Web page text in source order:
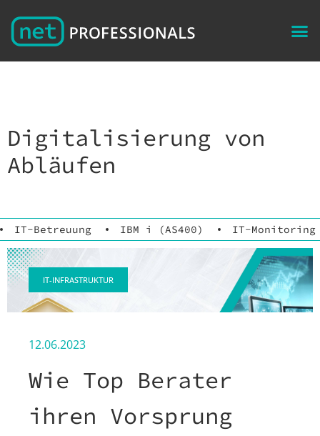
Digitalisierung von
Abläufen
IT-Betreuung IBM i (AS400) IT-Monitoring
IT-INFRASTRUKTUR
12.06.2023
Wie Top Berater
ihren Vorsprung